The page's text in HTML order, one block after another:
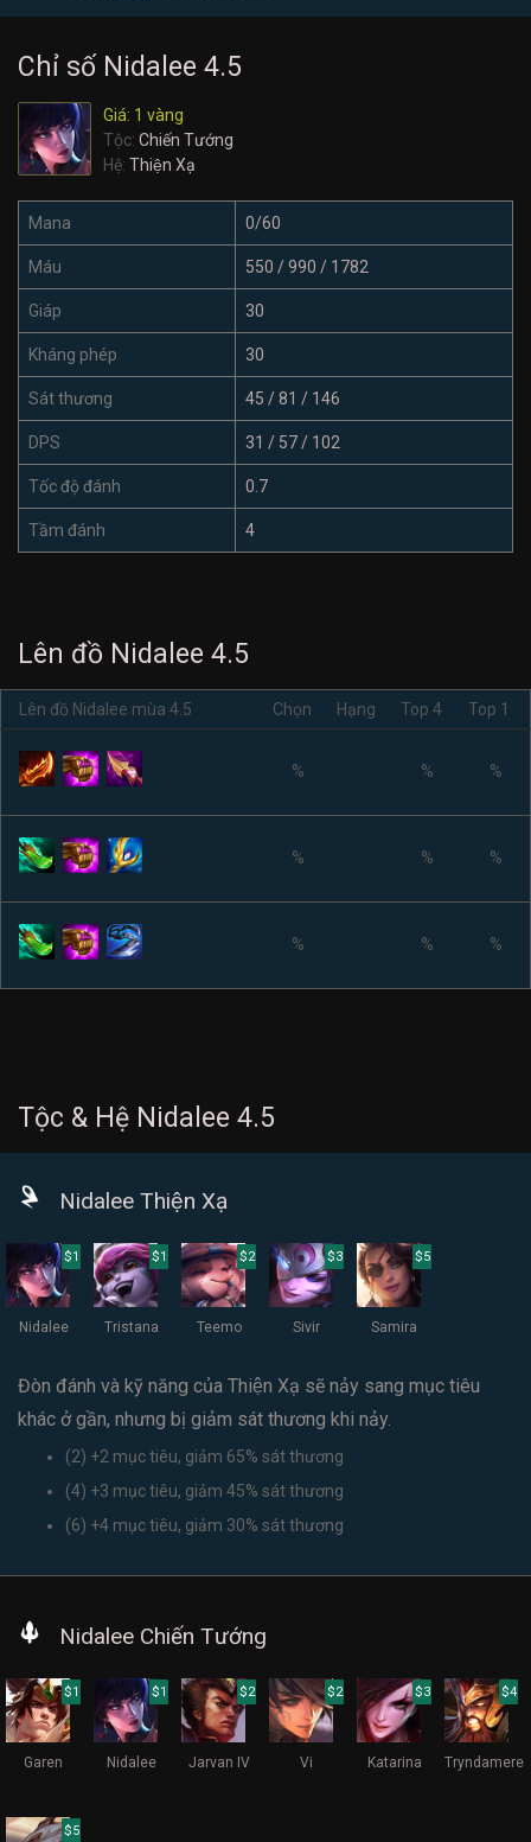
Chỉ số Nidalee 4.5
Giá: 1 vàng
Tộc: Chiến Tướng
Hệ: Thiện Xạ
Mana 0/60
Máu 550 / 990 / 1782
Giáp 30
Kháng phép 30
Sát thương 45 / 81 / 146
DPS 31 / 57 / 102
Tốc độ đánh 0.7
Tầm đánh 4
Lên đồ Nidalee 4.5
Lên đồ Nidalee mùa 4.5 Chọn Hạng Top 4 Top 1
% % %
% % %
% % %
Tộc & Hệ Nidalee 4.5
Nidalee Thiện Xạ
$1
Nidalee
$1
Tristana
$2
Teemo
$3
Sivir
$5
Samira
Đòn đánh và kỹ năng của Thiện Xạ sẽ nảy sang mục tiêu
khác ở gần, nhưng bị giảm sát thương khi nảy.
(2) +2 mục tiêu, giảm 65% sát thương
(4) +3 mục tiêu, giảm 45% sát thương
(6) +4 mục tiêu, giảm 30% sát thương
Nidalee Chiến Tướng
$1
Garen
$1
Nidalee
$2
Jarvan IV
$2
Vi
$3
Katarina
$4
Tryndamere
$5